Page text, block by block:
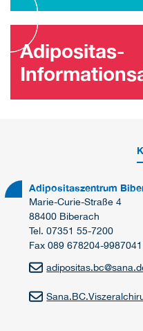
Adipositas-
Adipositaszentrum
Marie-Curie-Straße 4
88400 Biberach
Tel. 07351 55-7200
Fax 089 678204-9987041
adipositas.bc@